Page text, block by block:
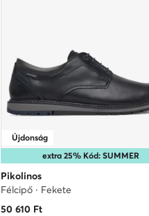
extra 25% Kód: SUMMER
Újdonság
Pikolinos
Félcipő · Fekete
50 610Ft